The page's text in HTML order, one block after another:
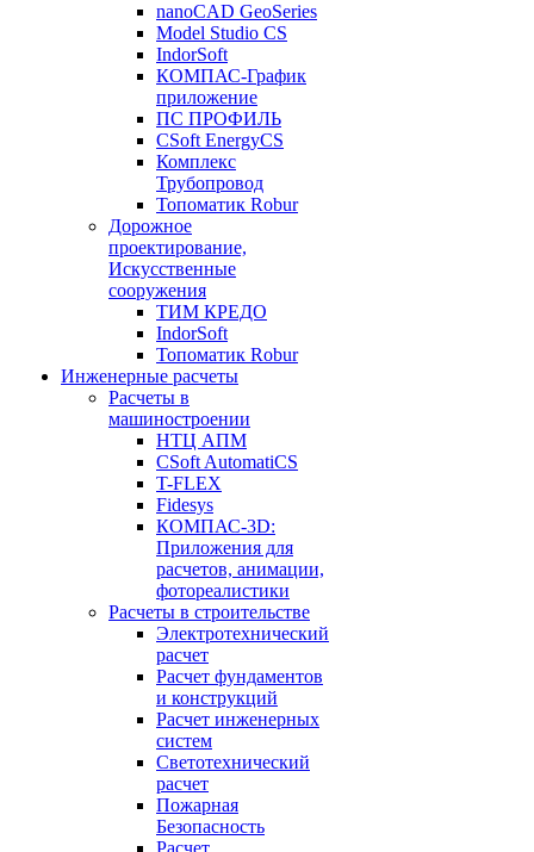
nanoCAD GeoSeries
Model Studio CS
IndorSoft
КОМПАС-График
приложение
ПС ПРОФИЛЬ
CSoft EnergyCS
Комплекс
Трубопровод
Топоматик Robur
Дорожное
проектирование,
Искусственные
сооружения
ТИМ КРЕДО
IndorSoft
Топоматик Robur
Инженерные расчеты
Расчеты в
машиностроении
НТЦ АПМ
CSoft AutomatiCS
T-FLEX
Fidesys
КОМПАС-3D:
Приложения для
расчетов, анимации,
фотореалистики
Расчеты в строительстве
Электротехнический
расчет
Расчет фундаментов
и конструкций
Расчет инженерных
систем
Светотехнический
расчет
Пожарная
Безопасность
Расчет